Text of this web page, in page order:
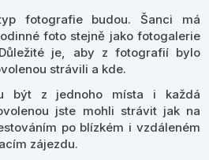
fotografie budou. Šanci má
foto stejně jako fotogalerie
je, aby z fotografií bylo
strávili a kde.
být z jednoho místa i každá
jste mohli strávit jak na
po blízkém i vzdáleném
zájezdu.